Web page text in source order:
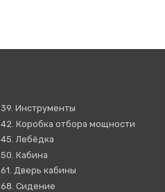
39. Инструменты
42. Коробка отбора мощности
45. Лебёдка
50. Кабина
61. Дверь кабины
68. Сидение